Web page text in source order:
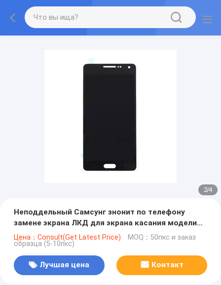
3/4
Неподдельный Самсунг знонит по телефону
замене экрана ЛКД для экрана касания модели
А5 А520
Цена：Consult(Get Latest Price) MOQ：50пкс и заказ
образца (5-10пкс)
Лучшая цена Контакт